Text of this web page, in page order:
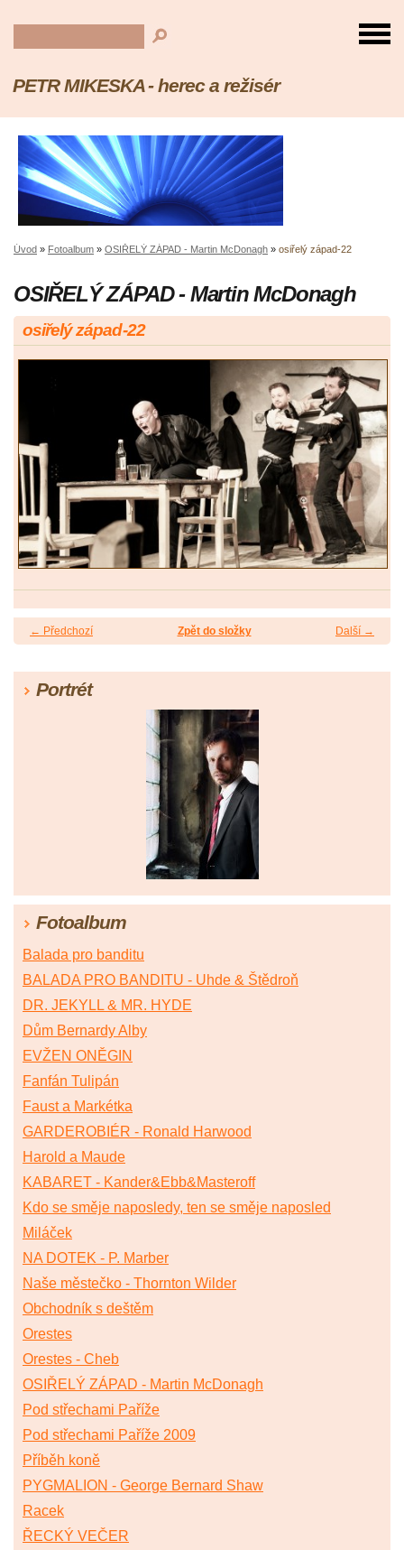
PETR MIKESKA - herec a režisér
Úvod » Fotoalbum » OSIŘELÝ ZÁPAD - Martin McDonagh » osiřelý západ-22
OSIŘELÝ ZÁPAD - Martin McDonagh
osiřelý západ-22
← Předchozí Další →
Zpět do složky
Portrét
Fotoalbum
Balada pro banditu
BALADA PRO BANDITU - Uhde & Štědroň
DR. JEKYLL & MR. HYDE
Dům Bernardy Alby
EVŽEN ONĚGIN
Fanfán Tulipán
Faust a Markétka
GARDEROBIÉR - Ronald Harwood
Harold a Maude
KABARET - Kander&Ebb&Masteroff
Kdo se směje naposledy, ten se směje naposled
Miláček
NA DOTEK - P. Marber
Naše městečko - Thornton Wilder
Obchodník s deštěm
Orestes
Orestes - Cheb
OSIŘELÝ ZÁPAD - Martin McDonagh
Pod střechami Paříže
Pod střechami Paříže 2009
Příběh koně
PYGMALION - George Bernard Shaw
Racek
ŘECKÝ VEČER